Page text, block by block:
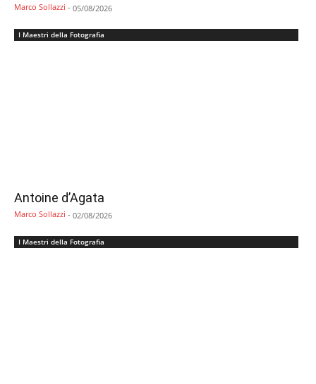
Marco Sollazzi - 05/08/2026
I Maestri della Fotografia
Antoine d’Agata
Marco Sollazzi - 02/08/2026
I Maestri della Fotografia